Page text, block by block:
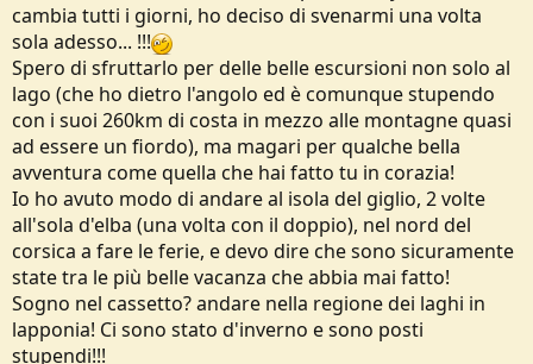
cambia tutti i giorni, ho deciso di svenarmi una volta
sola adesso... !!!
Spero di sfruttarlo per delle belle escursioni non solo al
lago (che ho dietro l'angolo ed è comunque stupendo
con i suoi 260km di costa in mezzo alle montagne quasi
ad essere un fiordo), ma magari per qualche bella
avventura come quella che hai fatto tu in corazia!
Io ho avuto modo di andare al isola del giglio, 2 volte
all'sola d'elba (una volta con il doppio), nel nord del
corsica a fare le ferie, e devo dire che sono sicuramente
state tra le più belle vacanza che abbia mai fatto!
Sogno nel cassetto? andare nella regione dei laghi in
lapponia! Ci sono stato d'inverno e sono posti
stupendi!!!